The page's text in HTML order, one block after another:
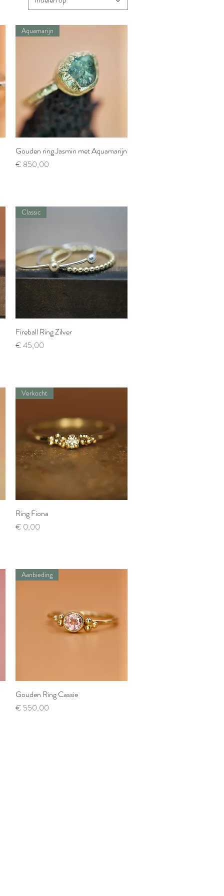
Snel overzicht
Aquamarijn
Gouden ring Jasmin met Aquamarijn
Prijs
€ 850,00
Snel overzicht
Classic
Fireball Ring Zilver
Prijs
€ 45,00
Verkocht
Ring Fiona
Prijs
€ 0,00
Snel overzicht
Aanbieding
Gouden Ring Cassie
Prijs
€ 550,00